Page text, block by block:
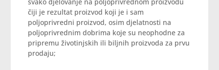
čiji je rezultat proizvod koji je i sam
poljoprivredni proizvod, osim djelatnosti na
poljoprivrednim dobrima koje su neophodne za
pripremu životinjskih ili biljnih proizvoda za prvu
prodaju;